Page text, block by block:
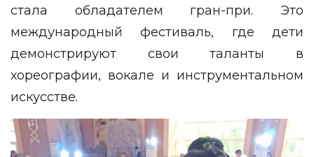
стала обладателем гран-при. Это
международный фестиваль, где дети
демонстрируют свои таланты в
хореографии, вокале и инструментальном
искусстве.